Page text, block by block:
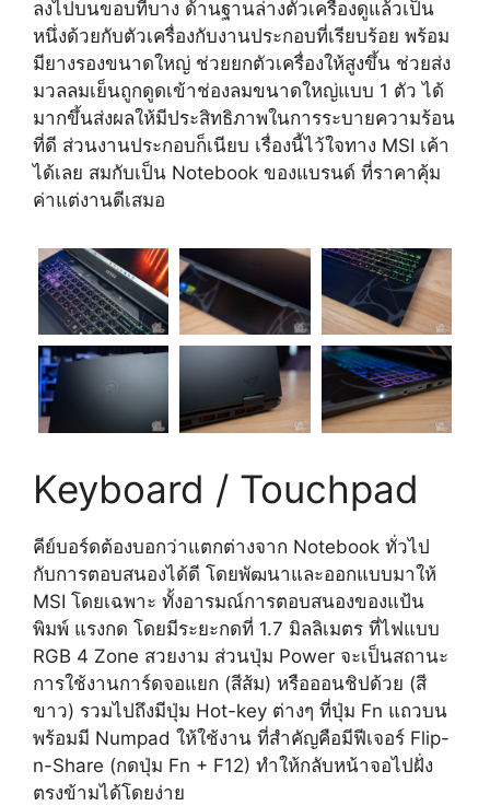
ลงไปบนขอบที่บาง ด้านฐานล่างตัวเครื่องดูแล้วเป็น
หนึ่งด้วยกับตัวเครื่องกับงานประกอบที่เรียบร้อย พร้อม
มียางรองขนาดใหญ่ ช่วยยกตัวเครื่องให้สูงขึ้น ช่วยส่ง
มวลลมเย็นถูกดูดเข้าช่องลมขนาดใหญ่แบบ 1 ตัว ได้
มากขึ้นส่งผลให้มีประสิทธิภาพในการระบายความร้อน
ที่ดี ส่วนงานประกอบก็เนียบ เรื่องนี้ไว้ใจทาง MSI เค้า
ได้เลย สมกับเป็น Notebook ของแบรนด์ ที่ราคาคุ้ม
ค่าแต่งานดีเสมอ
Keyboard / Touchpad
คีย์บอร์ดต้องบอกว่าแตกต่างจาก Notebook ทั่วไป
กับการตอบสนองได้ดี โดยพัฒนาและออกแบบมาให้
MSI โดยเฉพาะ ทั้งอารมณ์การตอบสนองของแป้น
พิมพ์ แรงกด โดยมีระยะกดที่ 1.7 มิลลิเมตร ที่ไฟแบบ
RGB 4 Zone สวยงาม ส่วนปุ่ม Power จะเป็นสถานะ
การใช้งานการ์ดจอแยก (สีส้ม) หรือออนชิปด้วย (สี
ขาว) รวมไปถึงมีปุ่ม Hot-key ต่างๆ ที่ปุ่ม Fn แถวบน
พร้อมมี Numpad ให้ใช้งาน ที่สำคัญคือมีฟีเจอร์ Flip-
n-Share (กดปุ่ม Fn + F12) ทำให้กลับหน้าจอไปฝั่ง
ตรงข้ามได้โดยง่าย